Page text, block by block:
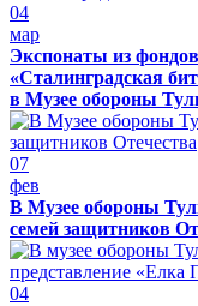
04
мар
Экспонаты из
«Сталинградская
в Музее обороны
07
фев
В Музее обороны
семей защитников
04